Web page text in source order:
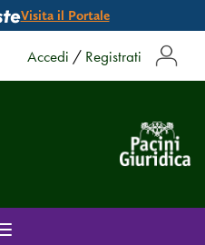
Visita il Portale
Accedi / Registrati
Toggle